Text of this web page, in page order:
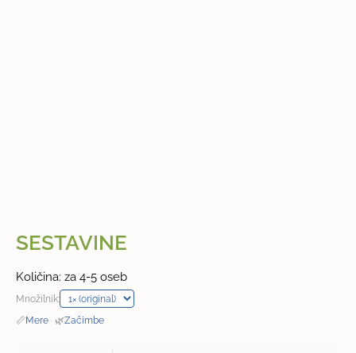
SESTAVINE
Količina: za 4-5 oseb
Množilnik:
📏Mere · 🌿Začimbe